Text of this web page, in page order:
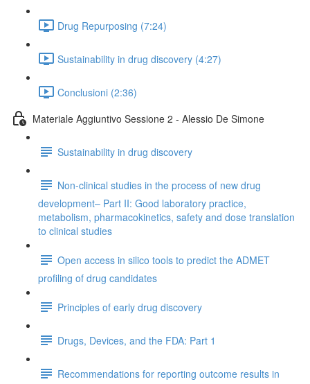
Drug Repurposing (7:24)
Sustainability in drug discovery (4:27)
Conclusioni (2:36)
Materiale Aggiuntivo Sessione 2 - Alessio De Simone
Sustainability in drug discovery
Non-clinical studies in the process of new drug
development– Part II: Good laboratory practice,
metabolism, pharmacokinetics, safety and dose translation
to clinical studies
Open access in silico tools to predict the ADMET
profiling of drug candidates
Principles of early drug discovery
Drugs, Devices, and the FDA: Part 1
Recommendations for reporting outcome results in